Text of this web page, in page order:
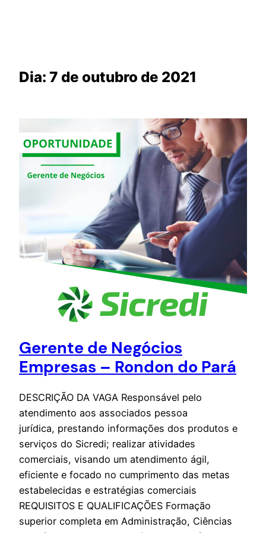
Dia: 7 de outubro de 2021
Gerente de Negócios
Empresas – Rondon do Pará
DESCRIÇÃO DA VAGA Responsável pelo
atendimento aos associados pessoa
jurídica, prestando informações dos produtos e
serviços do Sicredi; realizar atividades
comerciais, visando um atendimento ágil,
eficiente e focado no cumprimento das metas
estabelecidas e estratégias comerciais
REQUISITOS E QUALIFICAÇÕES Formação
superior completa em Administração, Ciências